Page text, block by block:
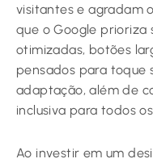
visitantes e agradam
que o Google prioriza
otimizadas, botões
pensados para toque
adaptação, além de
inclusiva para todos
Ao investir em um